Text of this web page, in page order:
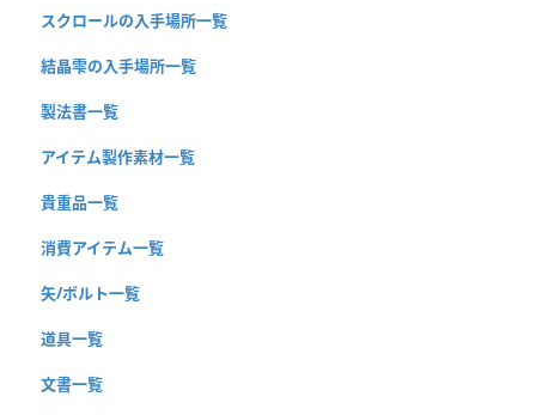
スクロールの入手場所一覧
結晶雫の入手場所一覧
製法書一覧
アイテム製作素材一覧
貴重品一覧
消費アイテム一覧
矢/ボルト一覧
道具一覧
文書一覧